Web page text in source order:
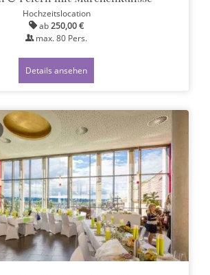
Hochzeitslocation
ab250,00 €
max. 80 Pers.
Details ansehen